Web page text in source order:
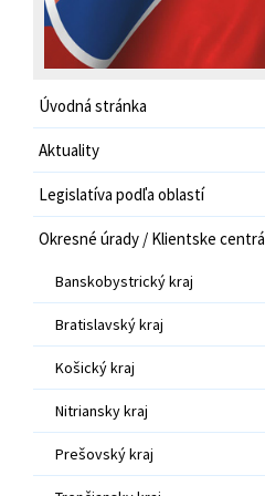
Úvodná stránka
Aktuality
Legislatíva podľa oblastí
Okresné úrady / Klientske centrá
Banskobystrický kraj
Bratislavský kraj
Košický kraj
Nitriansky kraj
Prešovský kraj